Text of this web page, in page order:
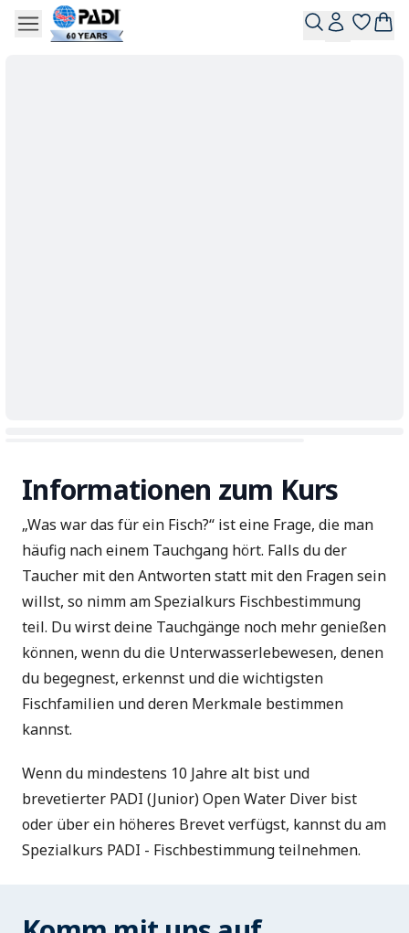
Informationen zum Kurs
„Was war das für ein Fisch?“ ist eine Frage, die man
häufig nach einem Tauchgang hört. Falls du der
Taucher mit den Antworten statt mit den Fragen sein
willst, so nimm am Spezialkurs Fischbestimmung
teil. Du wirst deine Tauchgänge noch mehr genießen
können, wenn du die Unterwasserlebewesen, denen
du begegnest, erkennst und die wichtigsten
Fischfamilien und deren Merkmale bestimmen
kannst.
Wenn du mindestens 10 Jahre alt bist und
brevetierter PADI (Junior) Open Water Diver bist
oder über ein höheres Brevet verfügst, kannst du am
Spezialkurs PADI - Fischbestimmung teilnehmen.